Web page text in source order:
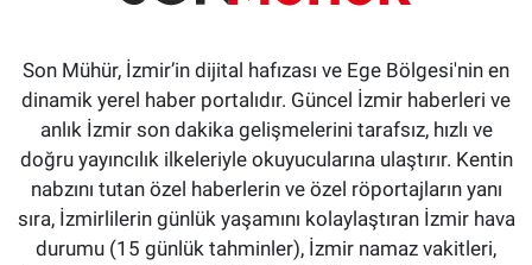
Son Mühür, İzmir’in dijital hafızası ve Ege Bölgesi'nin en
dinamik yerel haber portalıdır. Güncel İzmir haberleri ve
anlık İzmir son dakika gelişmelerini tarafsız, hızlı ve
doğru yayıncılık ilkeleriyle okuyucularına ulaştırır. Kentin
nabzını tutan özel haberlerin ve özel röportajların yanı
sıra, İzmirlilerin günlük yaşamını kolaylaştıran İzmir hava
durumu (15 günlük tahminler), İzmir namaz vakitleri,